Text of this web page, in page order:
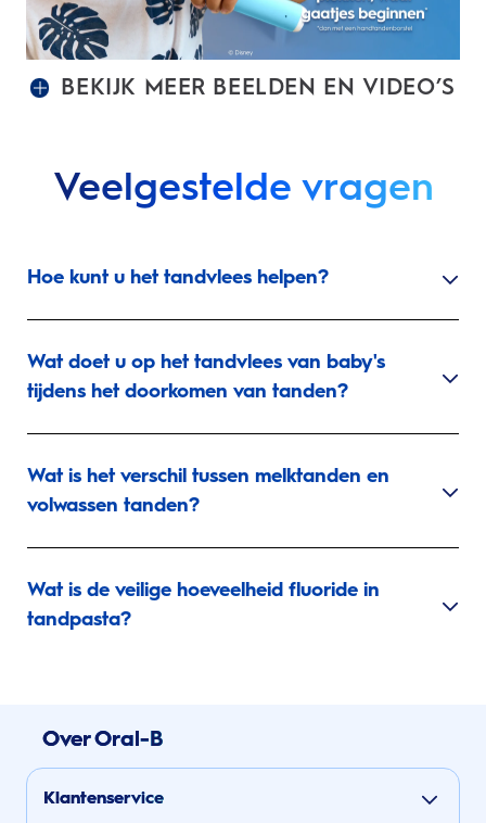
BEKIJK MEER BEELDEN EN VIDEO’S
Veelgestelde vragen
Hoe kunt u het tandvlees helpen?
Wat doet u op het tandvlees van baby's
tijdens het doorkomen van tanden?
Wat is het verschil tussen melktanden en
volwassen tanden?
Wat is de veilige hoeveelheid fluoride in
tandpasta?
Over Oral-B
Klantenservice